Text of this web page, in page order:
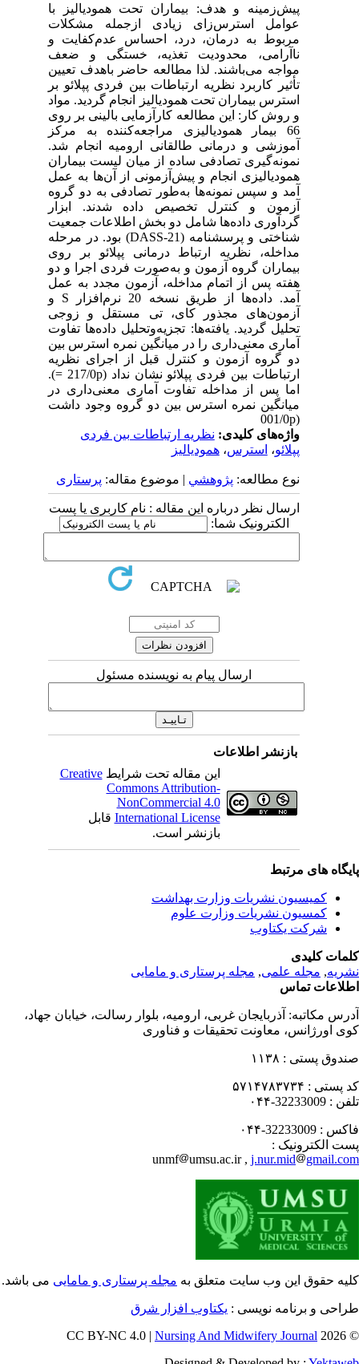
پیش‌زمینه و هدف: بیماران تحت همودیالیز با
عوامل استرس‌زای زیادی ازجمله مشکلات
مربوط به درمان، درد، احساس عدم‌کفایت و
ناآرامی، محدودیت تغذیه، خستگی و ضعف
مواجه می‌باشند. لذا مطالعه حاضر باهدف تعیین
تأثیر کاربرد نظریه ارتباطات بین فردی پپلائو بر
استرس بیماران تحت همودیالیز انجام گردید. مواد
و روش کار: این مطالعه کارآزمایی بالینی بر روی
66 بیمار همودیالیزی مراجعه‌کننده به مرکز
آموزشی و درمانی طالقانی ارومیه انجام شد.
نمونه‌گیری تصادفی ساده از میان لیست بیماران
همودیالیزی انجام و پیش‌آزمونی از آن‌ها به عمل
آمد و سپس نمونه‌ها به‌طور تصادفی به دو گروه
آزمون و کنترل تخصیص داده شدند. ابزار
گردآوری داده‌ها شامل دو بخش اطلاعات جمعیت
شناختی و پرسشنامه (DASS-21) بود. در مرحله
مداخله، نظریه ارتباط درمانی پپلائو بر روی
بیماران گروه آزمون و به‌صورت فردی اجرا و دو
هفته پس از اتمام مداخله، آزمون مجدد به عمل
آمد. داده‌ها از طریق نسخه 20 نرم‌افزار S و
آزمون‌های مجذور کای، تی مستقل و زوجی
تحلیل گردید. یافته‌ها: تجزیه‌و‌تحلیل داده‌ها تفاوت
آماری معنی‌داری را در میانگین نمره استرس بین
دو گروه آزمون و کنترل قبل از اجرای نظریه
ارتباطات بین فردی پپلائو نشان نداد (217/0p =).
اما پس از مداخله تفاوت آماری معنی‌داری در
میانگین نمره استرس بین دو گروه وجود داشت
واژه‌های کلیدی:نظریه ارتباطات بین فردی
پپلائو،استرس،همودیالیز
نوع مطالعه:پژوهشي| موضوع مقاله:پرستاری
ارسال نظر درباره این مقاله : نام کاربری یا پست
الکترونیک شما:
ارسال پیام به نویسنده مسئول
بازنشر اطلاعات
این مقاله تحت شرایطCreative
Commons Attribution-
NonCommercial 4.0
International Licenseقابل
بازنشر است.
های مرتبط
کمیسیون نشریات وزارت بهداشت
کمسیون نشریات وزارت علوم
شرکت یکتاوب
کلیدی
,مجله علمی, مجله پرستاری و مامایی
تماس
مکاتبه:آذربایجان غربی، ارومیه، بلوار رسالت، خیابان جهاد،
اورژانس، معاونت تحقیقات و فناوری
پستی : ۱۱۳۸
پستی : ۵۷۱۴۷۸۳۷۳۴
: 32233009-۰۴۴
: 32233009-۰۴۴
الکترونیک :
unmf
umsu.ac.ir ,j.nur.mid
حقوق این وب سایت متعلق بهمجله پرستاری و ماماییمی باشد.
و برنامه نویسی : یکتاوب افزار شرق
©
Nursing And Midwifery Journal